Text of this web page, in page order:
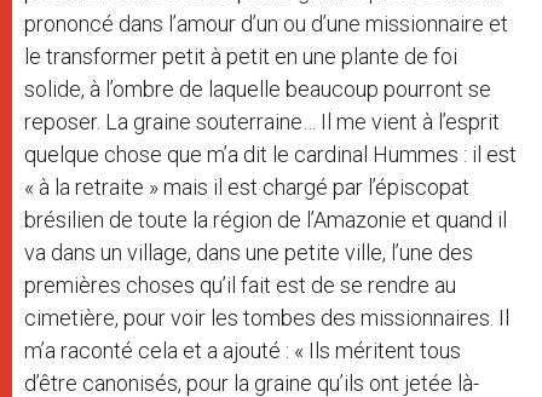
prononcé dans l’amour d’un ou d’une missionnaire et
le transformer petit à petit en une plante de foi
solide, à l’ombre de laquelle beaucoup pourront se
reposer. La graine souterraine… Il me vient à l’esprit
quelque chose que m’a dit le cardinal Hummes : il est
« à la retraite » mais il est chargé par l’épiscopat
brésilien de toute la région de l’Amazonie et quand il
va dans un village, dans une petite ville, l’une des
premières choses qu’il fait est de se rendre au
cimetière, pour voir les tombes des missionnaires. Il
m’a raconté cela et a ajouté : « Ils méritent tous
d’être canonisés, pour la graine qu’ils ont jetée là-